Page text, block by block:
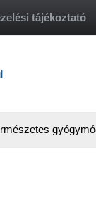
tájékoztató